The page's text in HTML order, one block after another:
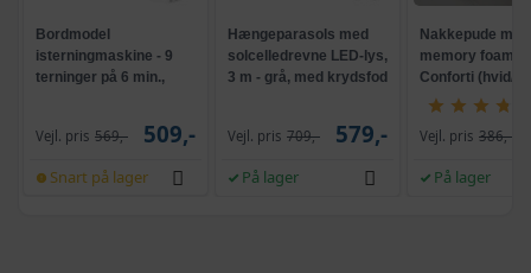
Bordmodel
isterningmaskine - 9
terninger på 6 min.,
Vejl. pris 569,- 509,-
Snart på lager
Hængeparasols med
solcelledrevne LED-lys,
3 m - grå, med krydsfod
Vejl. pris 709,- 579,-
På lager
Nakkepude med
memory foam -
Conforti (hvid/
Vejl. pris 386,-
På lager